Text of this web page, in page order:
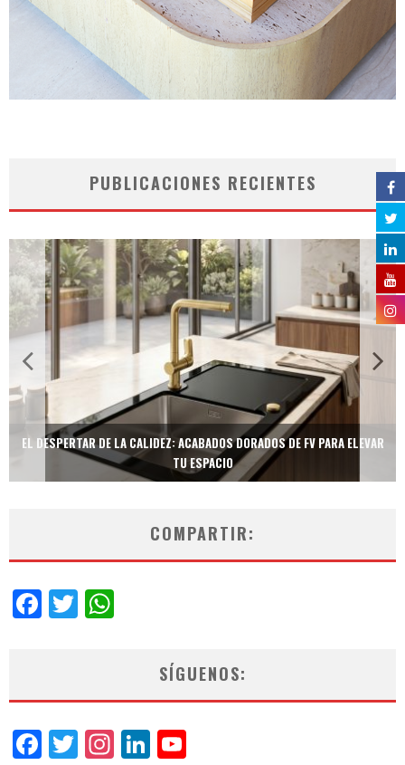
PUBLICACIONES RECIENTES
EL DESPERTAR DE LA CALIDEZ: ACABADOS DORADOS DE FV PARA ELEVAR
TU ESPACIO
COMPARTIR:
Facebook
Twitter
SÍGUENOS:
Facebook
Twitter
Instagram
LinkedIn